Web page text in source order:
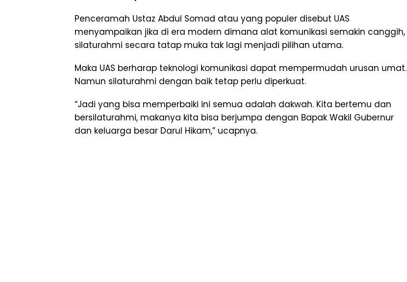
Penceramah Ustaz Abdul Somad atau yang populer disebut UAS
menyampaikan jika di era modern dimana alat komunikasi semakin canggih,
silaturahmi secara tatap muka tak lagi menjadi pilihan utama.
Maka UAS berharap teknologi komunikasi dapat mempermudah urusan umat.
Namun silaturahmi dengan baik tetap perlu diperkuat.
“Jadi yang bisa memperbaiki ini semua adalah dakwah. Kita bertemu dan
bersilaturahmi, makanya kita bisa berjumpa dengan Bapak Wakil Gubernur
dan keluarga besar Darul Hikam,” ucapnya.